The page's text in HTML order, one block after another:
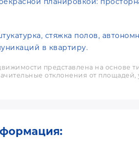
стяжка полов,
в квартиру.
представлена на
отклонения от площадей,